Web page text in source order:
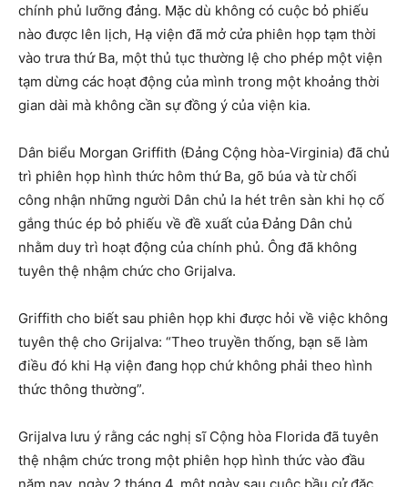
chính phủ lưỡng đảng. Mặc dù không có cuộc bỏ phiếu
nào được lên lịch, Hạ viện đã mở cửa phiên họp tạm thời
vào trưa thứ Ba, một thủ tục thường lệ cho phép một viện
tạm dừng các hoạt động của mình trong một khoảng thời
gian dài mà không cần sự đồng ý của viện kia.
Dân biểu Morgan Griffith (Đảng Cộng hòa-Virginia) đã chủ
trì phiên họp hình thức hôm thứ Ba, gõ búa và từ chối
công nhận những người Dân chủ la hét trên sàn khi họ cố
gắng thúc ép bỏ phiếu về đề xuất của Đảng Dân chủ
nhằm duy trì hoạt động của chính phủ. Ông đã không
tuyên thệ nhậm chức cho Grijalva.
Griffith cho biết sau phiên họp khi được hỏi về việc không
tuyên thệ cho Grijalva: “Theo truyền thống, bạn sẽ làm
điều đó khi Hạ viện đang họp chứ không phải theo hình
thức thông thường”.
Grijalva lưu ý rằng các nghị sĩ Cộng hòa Florida đã tuyên
thệ nhậm chức trong một phiên họp hình thức vào đầu